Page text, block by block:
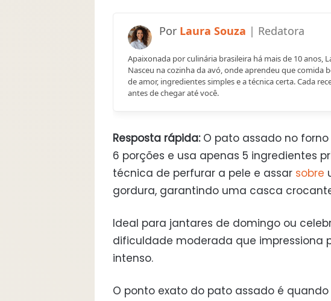
Laura Souza
Apaixonada por culinária brasileira há mais de 10 anos,
Nasceu na cozinha da avó, onde aprendeu que comida
de amor, ingredientes simples e a técnica certa. Cada
antes de chegar até você.
Resposta rápida:O pato assado no
6 porções e usa apenas 5 ingredientes
técnica de perfurar a pele e assar sobre
gordura, garantindo uma casca
Ideal para jantares de domingo ou
dificuldade moderada que impressiona
intenso.
O ponto exato do pato assado é